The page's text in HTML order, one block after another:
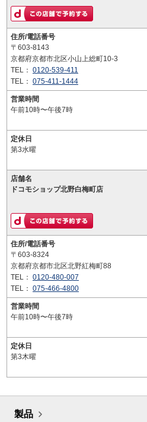
住所/電話番号
〒603-8143
京都府京都市北区小山上総町10-3
TEL： 0120-539-411
TEL： 075-411-1444
営業時間
午前10時〜午後7時
定休日
第3水曜
店舗名
ドコモショップ北野白梅町店
住所/電話番号
〒603-8324
京都府京都市北区北野紅梅町88
TEL： 0120-480-007
TEL： 075-466-4800
営業時間
午前10時〜午後7時
定休日
第3木曜
製品